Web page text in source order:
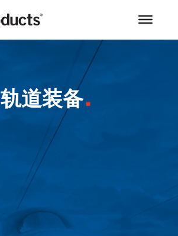
轨道装备